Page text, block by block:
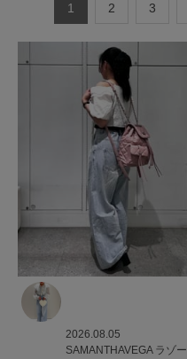
1
2 3
2026.08.05
SAMANTHAVEGA ラゾー